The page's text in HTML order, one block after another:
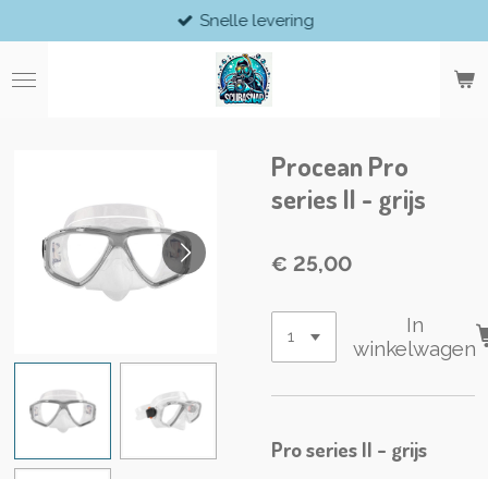
direct
naar
de
Snelle levering
Procean Pro
series II - grijs
€ 25,00
In
winkelwagen
Pro series II - grijs